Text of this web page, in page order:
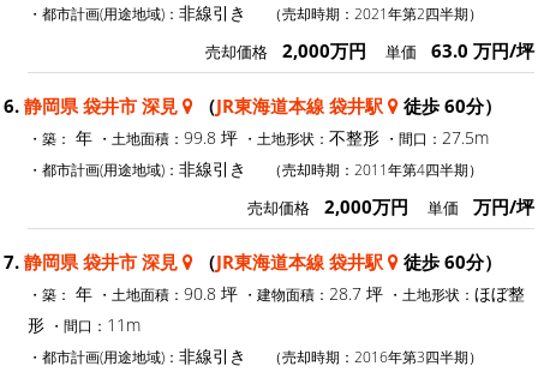
・都市計画(用途地域)： 非線引き （売却時期：2021年第2四半期）
売却価格 2,000万円 単価 63.0 万円/坪
6. 静岡県 袋井市 深見 （JR東海道本線 袋井駅 徒歩 60分）
・築： 年 ・土地面積： 99.8 坪 ・土地形状： 不整形 ・間口： 27.5m
・都市計画(用途地域)： 非線引き （売却時期：2011年第4四半期）
売却価格 2,000万円 単価 万円/坪
7. 静岡県 袋井市 深見 （JR東海道本線 袋井駅 徒歩 60分）
・築： 年 ・土地面積： 90.8 坪 ・建物面積： 28.7 坪 ・土地形状： ほぼ整
形 ・間口： 11m
・都市計画(用途地域)： 非線引き （売却時期：2016年第3四半期）